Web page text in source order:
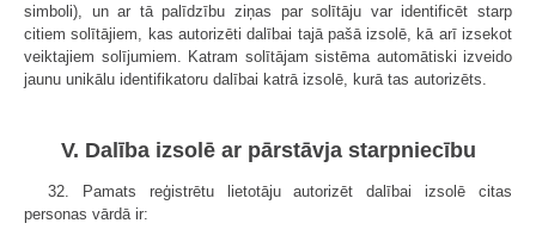
simboli), un ar tā palīdzību ziņas par solītāju var identificēt starp
citiem solītājiem, kas autorizēti dalībai tajā pašā izsolē, kā arī izsekot
veiktajiem solījumiem. Katram solītājam sistēma automātiski izveido
jaunu unikālu identifikatoru dalībai katrā izsolē, kurā tas autorizēts.
V. Dalība izsolē ar pārstāvja starpniecību
32. Pamats reģistrētu lietotāju autorizēt dalībai izsolē citas
personas vārdā ir: